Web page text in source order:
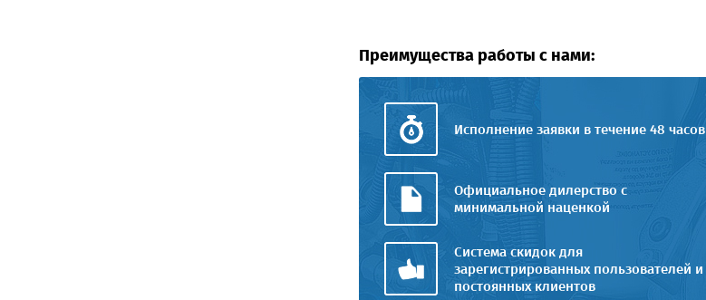
Преимущества работы с нами:
Исполнение заявки в течение 48 часов
Официальное дилерство с
минимальной наценкой
Система скидок для
зарегистрированных пользователей и
постоянных клиентов